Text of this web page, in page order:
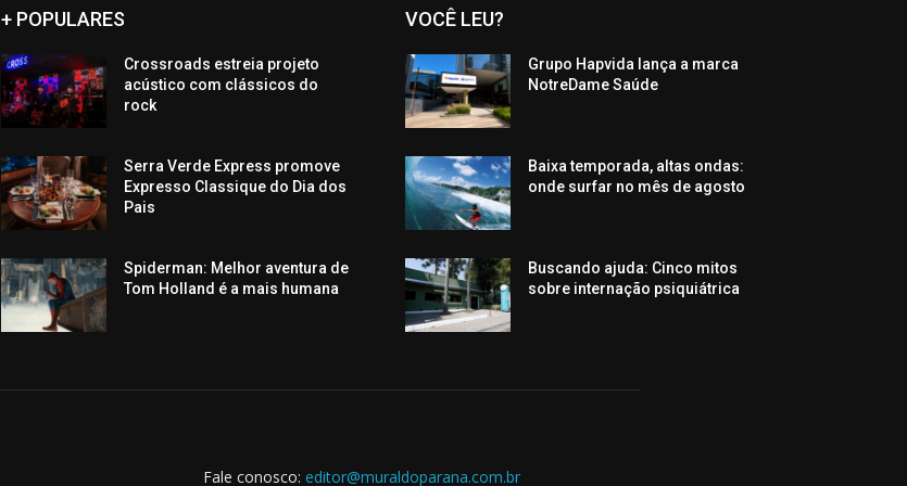
+ POPULARES
Crossroads estreia projeto
acústico com clássicos do
rock
Serra Verde Express promove
Expresso Classique do Dia dos
Pais
Spiderman: Melhor aventura de
Tom Holland é a mais humana
VOCÊ LEU?
Grupo Hapvida lança a marca
NotreDame Saúde
Baixa temporada, altas ondas:
onde surfar no mês de agosto
Buscando ajuda: Cinco mitos
sobre internação psiquiátrica
Fale conosco: editor@muraldoparana.com.br